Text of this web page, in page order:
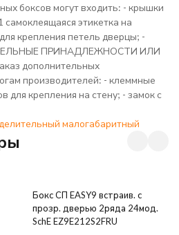
боксов могут входить: - крышки
этикетка на
крепления петель дверцы; -
ПРИНАДЛЕЖНОСТИ ИЛИ
дополнительных
производителей: - клеммные
для крепления на стену; - замок с
малогабаритный
Бокс СП EASY9 встраив. с
прозр. дверью 2ряда 24мод.
SchE EZ9E212S2FRU